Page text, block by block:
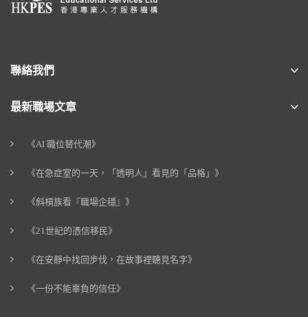
聯絡我們
最新職場文章
《AI 職位替代潮》
《在急症室的一天，「透明人」看見的「品格」》
《斜槓族看『職場企穩』》
《21世紀的憑信移民》
《在安靜中找回步伐，在故事裡聽見名字》
《一份不能辜負的信任》